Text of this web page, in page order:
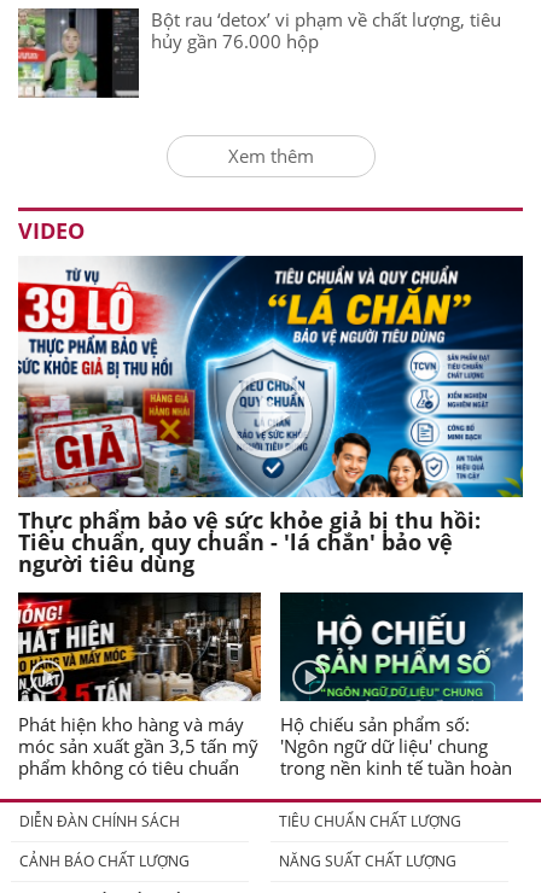
Bột rau ‘detox’ vi phạm về chất lượng, tiêu
hủy gần 76.000 hộp
Xem thêm
VIDEO
Thực phẩm bảo vệ sức khỏe giả bị thu hồi:
Tiêu chuẩn, quy chuẩn - 'lá chắn' bảo vệ
người tiêu dùng
Phát hiện kho hàng và máy
móc sản xuất gần 3,5 tấn mỹ
phẩm không có tiêu chuẩn
Hộ chiếu sản phẩm số:
'Ngôn ngữ dữ liệu' chung
trong nền kinh tế tuần hoàn
DIỄN ĐÀN CHÍNH SÁCH
TIÊU CHUẨN CHẤT LƯỢNG
CẢNH BÁO CHẤT LƯỢNG
NĂNG SUẤT CHẤT LƯỢNG